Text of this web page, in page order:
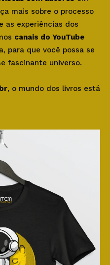
mais sobre o processo
as experiências dos
canais do YouTube
para que você possa se
fascinante universo.
, o mundo dos livros está